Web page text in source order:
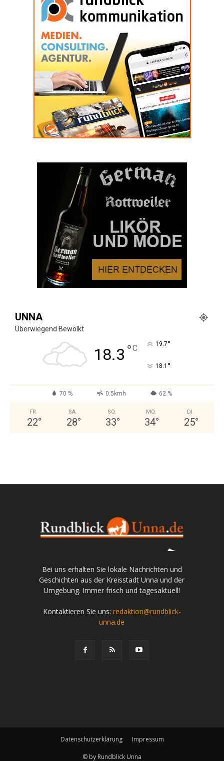
UNNA
Überwiegend Bewölkt
18.3 °C 19.7°
18.1 °
70 % 0.5kmh 62 %
FR.
22°
SA.
28°
SO.
33°
MO.
34°
DI.
25°
Bei uns erhalten Sie lokale Nachrichten und
Geschichten aus der Kreisstadt Unna und der
Umgebung. Immer frisch und tagesaktuell!
Kontaktieren Sie uns: redaktion@rundblick-
unna.de
Datenschutzerklärung Impressum
© by Rundblick Unna